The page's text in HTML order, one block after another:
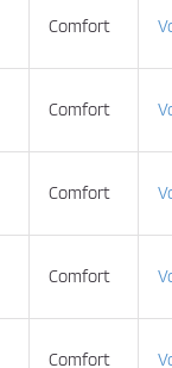
Comfort
Comfort
Comfort
Comfort
Comfort